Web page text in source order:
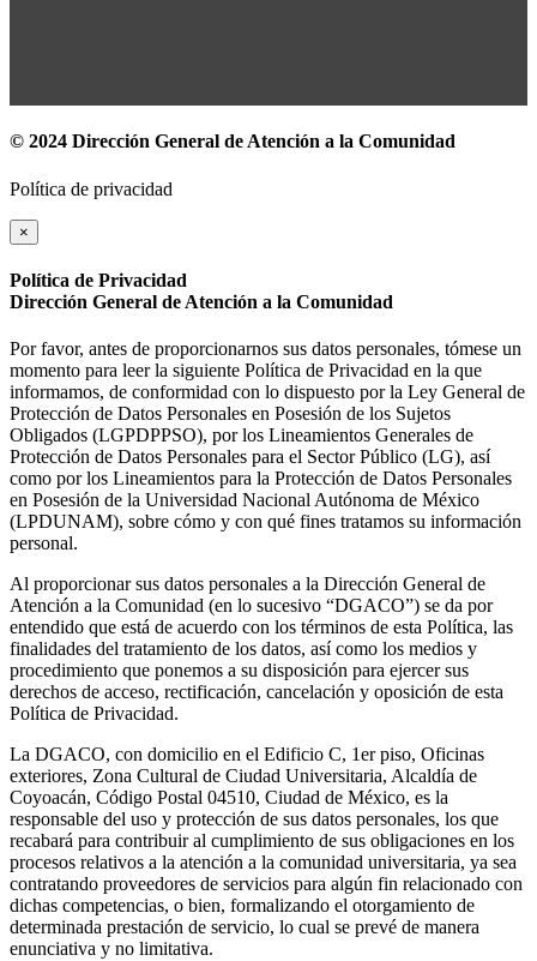
© 2024 Dirección General de Atención a la Comunidad
Política de privacidad
×
Política de Privacidad
Dirección General de Atención a la Comunidad
Por favor, antes de proporcionarnos sus datos personales, tómese un
momento para leer la siguiente Política de Privacidad en la que
informamos, de conformidad con lo dispuesto por la Ley General de
Protección de Datos Personales en Posesión de los Sujetos
Obligados (LGPDPPSO), por los Lineamientos Generales de
Protección de Datos Personales para el Sector Público (LG), así
como por los Lineamientos para la Protección de Datos Personales
en Posesión de la Universidad Nacional Autónoma de México
(LPDUNAM), sobre cómo y con qué fines tratamos su información
personal.
Al proporcionar sus datos personales a la Dirección General de
Atención a la Comunidad (en lo sucesivo “DGACO”) se da por
entendido que está de acuerdo con los términos de esta Política, las
finalidades del tratamiento de los datos, así como los medios y
procedimiento que ponemos a su disposición para ejercer sus
derechos de acceso, rectificación, cancelación y oposición de esta
Política de Privacidad.
La DGACO, con domicilio en el Edificio C, 1er piso, Oficinas
exteriores, Zona Cultural de Ciudad Universitaria, Alcaldía de
Coyoacán, Código Postal 04510, Ciudad de México, es la
responsable del uso y protección de sus datos personales, los que
recabará para contribuir al cumplimiento de sus obligaciones en los
procesos relativos a la atención a la comunidad universitaria, ya sea
contratando proveedores de servicios para algún fin relacionado con
dichas competencias, o bien, formalizando el otorgamiento de
determinada prestación de servicio, lo cual se prevé de manera
enunciativa y no limitativa.